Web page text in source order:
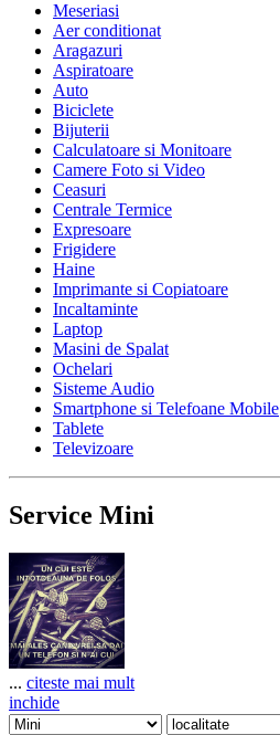
Meseriasi
Aer conditionat
Aragazuri
Aspiratoare
Auto
Biciclete
Bijuterii
Calculatoare si Monitoare
Camere Foto si Video
Ceasuri
Centrale Termice
Expresoare
Frigidere
Haine
Imprimante si Copiatoare
Incaltaminte
Laptop
Masini de Spalat
Ochelari
Sisteme Audio
Smartphone si Telefoane Mobile
Tablete
Televizoare
Service Mini
... citeste mai mult
inchide